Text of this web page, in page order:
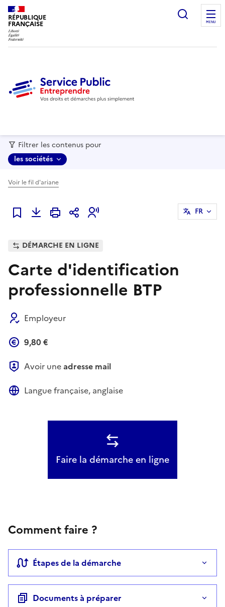
RÉPUBLIQUE
FRANÇAISE MENU
Filtrer les contenus pour
les sociétés
Voir le fil d'ariane
Ajouter à mes favoris
FR
DÉMARCHE EN LIGNE
Carte d'identification
professionnelle BTP
Employeur
9,80 €
Avoir uneadresse mail
Langue française, anglaise
Faire la démarche en ligne
Comment faire ?
Étapes de la démarche
Documents à préparer